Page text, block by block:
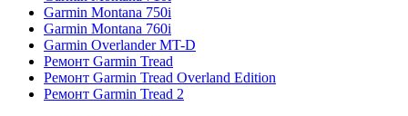
Garmin Montana 750i
Garmin Montana 760i
Garmin Overlander MT-D
Ремонт Garmin Tread
Ремонт Garmin Tread Overland Edition
Ремонт Garmin Tread 2